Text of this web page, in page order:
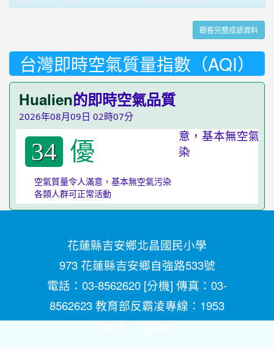
觀看完整成語資料
台灣即時空氣質量指數（AQI）
Hualien的即時空氣品質
2026年08月09日 02時07分
34 優
空氣質量令人滿意，基本無空氣污染
各類人群可正常活動
花蓮縣吉安鄉北昌國民小學
973 花蓮縣吉安鄉自強路533號
電話：03-8562620 [分機] 傳真：03-
8562623 教育部反霸凌專線：1953
維護：資訊組